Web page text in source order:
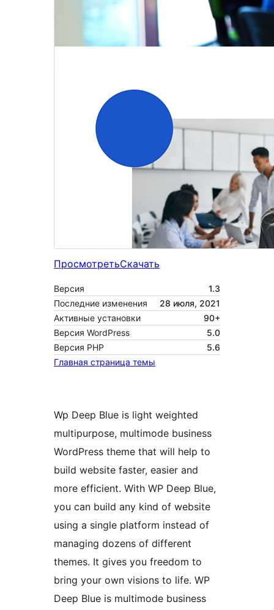
ПросмотретьСкачать
Версия
1.3
Последние изменения
28 июля, 2021
Активные установки
90+
Версия WordPress
5.0
Версия PHP
5.6
Главная страница темы
Wp Deep Blue is light weighted
multipurpose, multimode business
WordPress theme that will help to
build website faster, easier and
more efficient. With WP Deep Blue,
you can build any kind of website
using a single platform instead of
managing dozens of different
themes. It gives you freedom to
bring your own visions to life. WP
Deep Blue is multimode business